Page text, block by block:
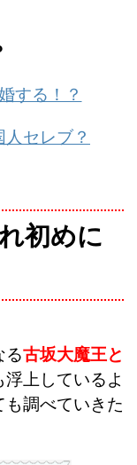
する！？
セレブ？
初めに
る古坂大魔王と
浮上しているよ
も調べていきた